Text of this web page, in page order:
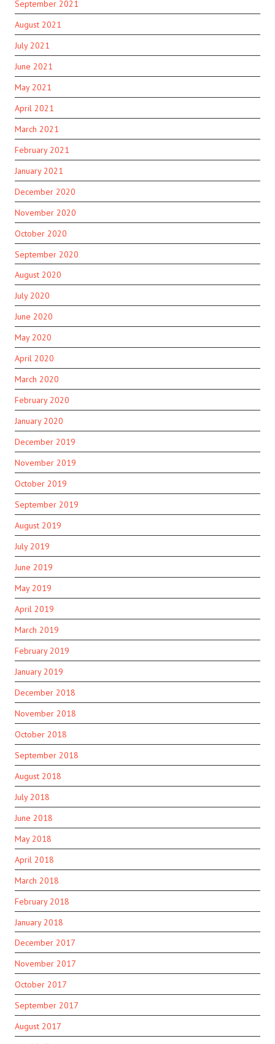
September 2021
August 2021
July 2021
June 2021
May 2021
April 2021
March 2021
February 2021
January 2021
December 2020
November 2020
October 2020
September 2020
August 2020
July 2020
June 2020
May 2020
April 2020
March 2020
February 2020
January 2020
December 2019
November 2019
October 2019
September 2019
August 2019
July 2019
June 2019
May 2019
April 2019
March 2019
February 2019
January 2019
December 2018
November 2018
October 2018
September 2018
August 2018
July 2018
June 2018
May 2018
April 2018
March 2018
February 2018
January 2018
December 2017
November 2017
October 2017
September 2017
August 2017